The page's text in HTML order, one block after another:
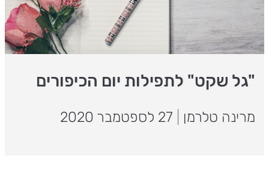
"גל שקט" לתפילות יום הכיפורים
מרינה טלרמן